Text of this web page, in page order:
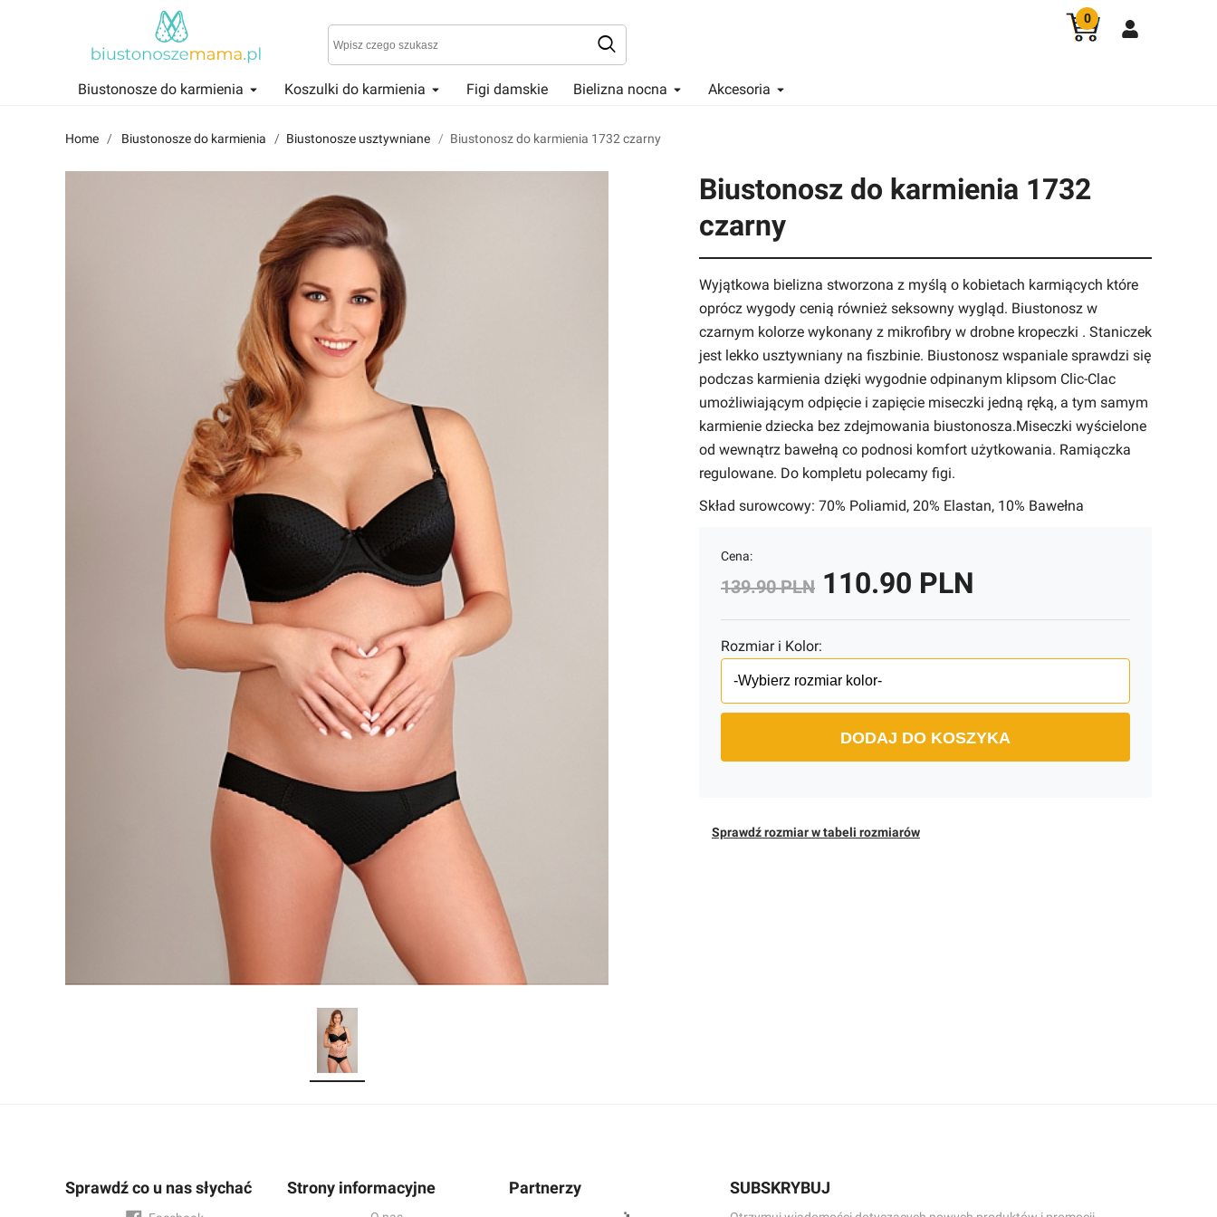
0
Biustonosze do karmienia Koszulki do karmienia Figi damskie Bielizna nocna
Akcesoria
Znajdź i przeczytaj historie użytkowników takich jak Ty!
Home Biustonosze do karmienia Biustonosze usztywniane Biustonosz do karmienia 1732 czarny
Biustonosz do karmienia 1732
czarny
Wyjątkowa bielizna stworzona z myślą o kobietach karmiących które
oprócz wygody cenią również seksowny wygląd. Biustonosz w
czarnym kolorze wykonany z mikrofibry w drobne kropeczki . Staniczek
jest lekko usztywniany na fiszbinie. Biustonosz wspaniale sprawdzi się
podczas karmienia dzięki wygodnie odpinanym klipsom Clic-Clac
umożliwiającym odpięcie i zapięcie miseczki jedną ręką, a tym samym
karmienie dziecka bez zdejmowania biustonosza.Miseczki wyścielone
od wewnątrz bawełną co podnosi komfort użytkowania. Ramiączka
regulowane. Do kompletu polecamy figi.
Skład surowcowy: 70% Poliamid, 20% Elastan, 10% Bawełna
Cena:
139.90 PLN 110.90 PLN
Rozmiar i Kolor:
DODAJ DO KOSZYKA
Sprawdź rozmiar w tabeli rozmiarów
Sprawdź co u nas słychać Strony informacyjne Partnerzy SUBSKRYBUJ